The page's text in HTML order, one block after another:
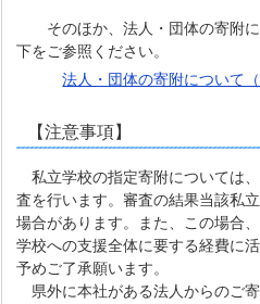
そのほか、法人・団体の寄附に
下をご参照ください。
法人・団体の寄附について
【注意事項】
私立学校の指定寄附については
査を行います。審査の結果当該私
場合があります。また、この場合
学校への支援全体に要する経費に
予めご了承願います。
県外に本社がある法人からのご